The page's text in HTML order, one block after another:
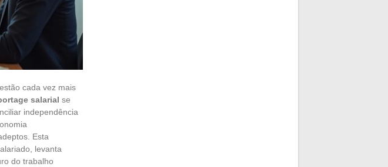
cada vez mais
salarial se
independência
Esta
levanta
do trabalho